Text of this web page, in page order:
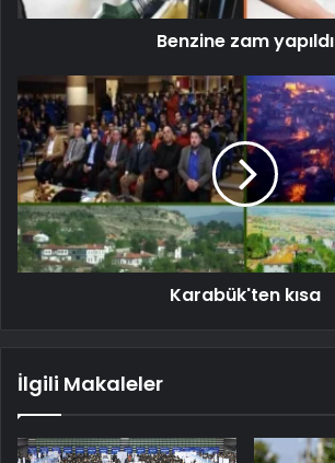
Benzine zam yapıldı
Karabük'ten kısa
İlgili Makaleler